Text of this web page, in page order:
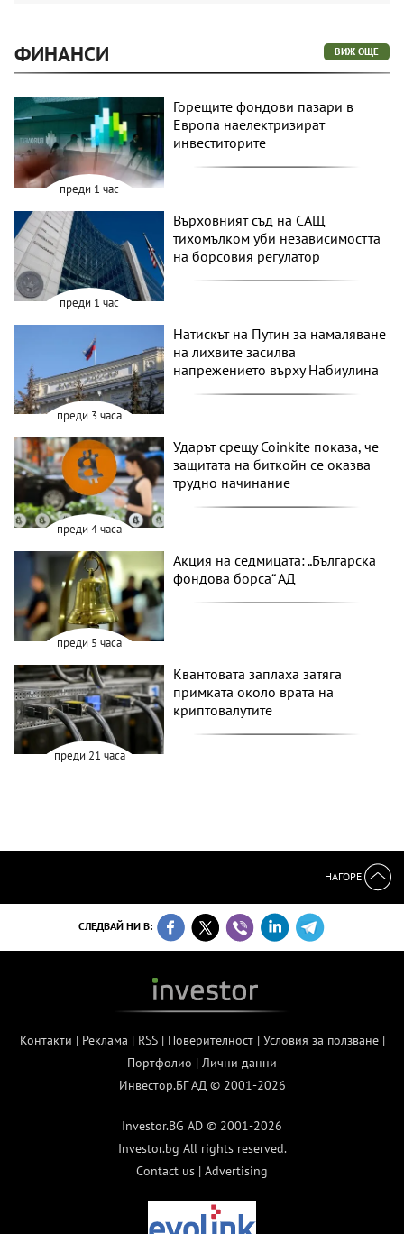
ФИНАНСИ ВИЖ ОЩЕ
преди 1 час
Горещите фондови пазари в
Европа наелектризират
инвеститорите
преди 1 час
Върховният съд на САЩ
тихомълком уби независимостта
на борсовия регулатор
преди 3 часа
Натискът на Путин за намаляване
на лихвите засилва
напрежението върху Набиулина
преди 4 часа
Ударът срещу Coinkite показа, че
защитата на биткойн се оказва
трудно начинание
преди 5 часа
Акция на седмицата: „Българска
фондова борса“ АД
преди 21 часа
Квантовата заплаха затяга
примката около врата на
криптовалутите
НАГОРЕ
СЛЕДВАЙ НИ В:
Контакти | Реклама | RSS| Поверителност| Условия за ползване|
Портфолио | Лични данни
Инвестор.БГ АД © 2001-2026
Investor.BG AD © 2001-2026
Investor.bg All rights reserved.
Contact us | Advertising